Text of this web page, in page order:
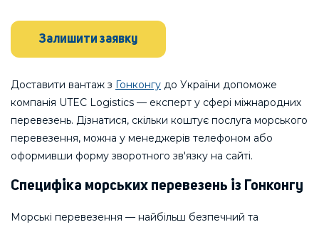
Залишити заявку
Доставити вантаж з Гонконгу до України допоможе
компанія UTEC Logistics — експерт у сфері міжнародних
перевезень. Дізнатися, скільки коштує послуга морського
перевезення, можна у менеджерів телефоном або
оформивши форму зворотного зв'язку на сайті.
Специфіка морських перевезень із Гонконгу
Морські перевезення — найбільш безпечний та